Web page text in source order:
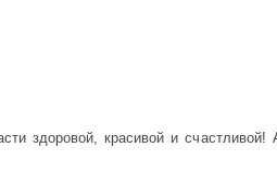
здоровой, красивой и счастливой!